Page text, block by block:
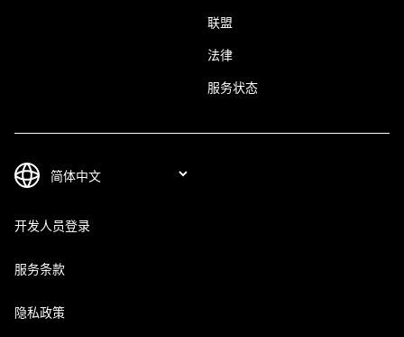
联盟
法律
服务状态
开发人员登录
服务条款
隐私政策